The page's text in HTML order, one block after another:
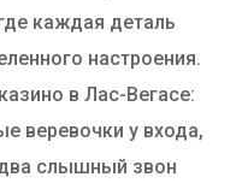
каждая деталь
настроения.
в Лас-Вегасе:
веревочки у входа,
слышный звон